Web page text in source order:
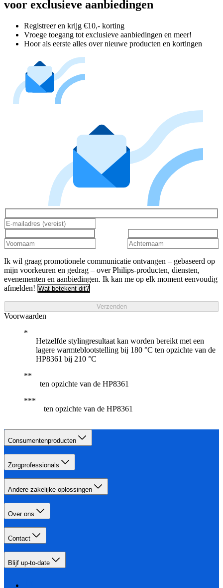
voor exclusieve aanbiedingen
Registreer en krijg €10,- korting
Vroege toegang tot exclusieve aanbiedingen en meer!
Hoor als eerste alles over nieuwe producten en kortingen
Ik wil graag promotionele communicatie ontvangen – gebaseerd op
mijn voorkeuren en gedrag – over Philips-producten, diensten,
evenementen en aanbiedingen. Ik kan me op elk moment eenvoudig
afmelden! Wat betekent dit?
Verzenden
Voorwaarden
Hetzelfde stylingresultaat kan worden bereikt met een
lagere warmteblootstelling bij 180 °C ten opzichte van de
HP8361 bij 210 °C
ten opzichte van de HP8361
ten opzichte van de HP8361
Consumentenproducten
Zorgprofessionals
Andere zakelijke oplossingen
Over ons
Contact
Blijf up-to-date